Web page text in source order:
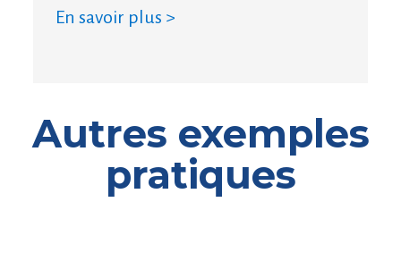
En savoir plus >
Autres exemples
pratiques